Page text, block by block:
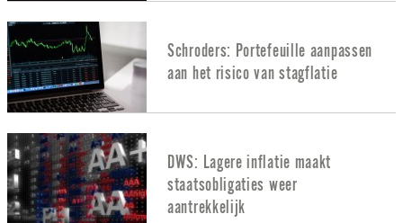
Schroders: Portefeuille aanpassen
aan het risico van stagflatie
DWS: Lagere inflatie maakt
staatsobligaties weer
aantrekkelijk